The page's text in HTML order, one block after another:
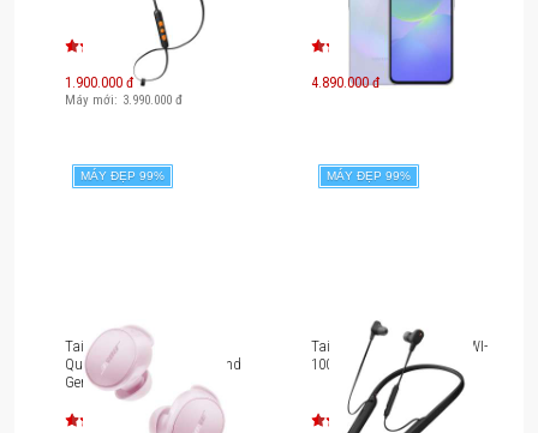
1.900.000 đ
Máy mới: 3.990.000 đ
4.890.000 đ
MÁY ĐẸP 99%
Tai nghe chống ồn Bose
QuietComfort Earbuds (2nd
Gen) (New Color)
MÁY ĐẸP 99%
Tai nghe Neckband Sony WI-
1000XM2